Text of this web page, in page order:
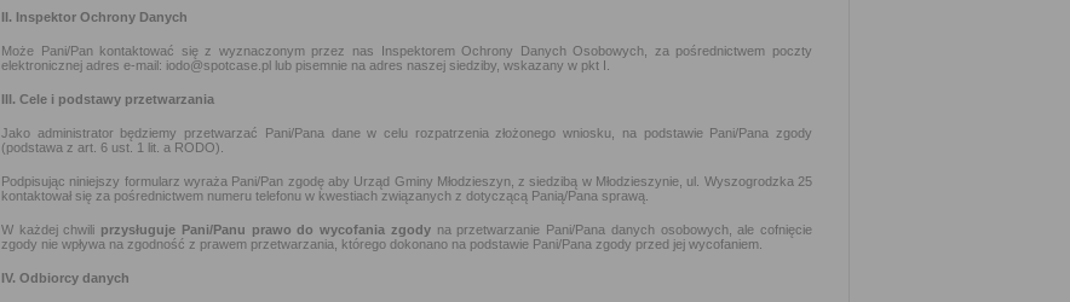
II. Inspektor Ochrony Danych
Może Pani/Pan kontaktować się z wyznaczonym przez nas Inspektorem Ochrony Danych Osobowych, za pośrednictwem poczty
elektronicznej adres e-mail: iodo@spotcase.pl lub pisemnie na adres naszej siedziby, wskazany w pkt I.
III. Cele i podstawy przetwarzania
Jako administrator będziemy przetwarzać Pani/Pana dane w celu rozpatrzenia złożonego wniosku, na podstawie Pani/Pana zgody
(podstawa z art. 6 ust. 1 lit. a RODO).
Podpisując niniejszy formularz wyraża Pani/Pan zgodę aby Urząd Gminy Młodzieszyn, z siedzibą w Młodzieszynie, ul. Wyszogrodzka 25
kontaktował się za pośrednictwem numeru telefonu w kwestiach związanych z dotyczącą Panią/Pana sprawą.
W każdej chwili przysługuje Pani/Panu prawo do wycofania zgodyna przetwarzanie Pani/Pana danych osobowych, ale cofnięcie
zgody nie wpływa na zgodność z prawem przetwarzania, którego dokonano na podstawie Pani/Pana zgody przed jej wycofaniem.
IV. Odbiorcy danych